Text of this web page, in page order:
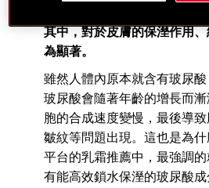
其中，對於皮膚的保溼作用
為顯著。
雖然人體內原本就含有玻尿
玻尿酸會隨著年齡的增長而
胞的合成速度變慢，最後導致
皺紋等問題出現。這也是為
平台的乳霜推薦中，最強調
有能高效鎖水保溼的玻尿酸